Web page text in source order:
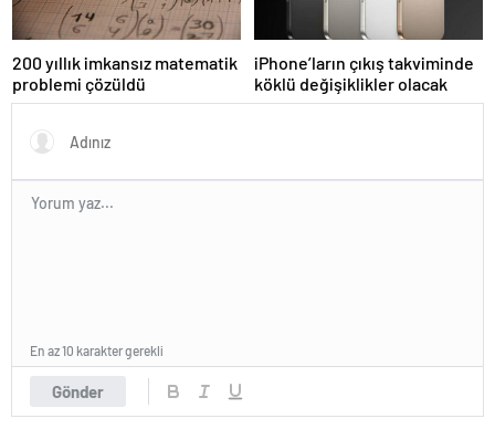
200 yıllık imkansız matematik
problemi çözüldü
iPhone’ların çıkış takviminde
köklü değişiklikler olacak
Gönder
En az 10 karakter gerekli